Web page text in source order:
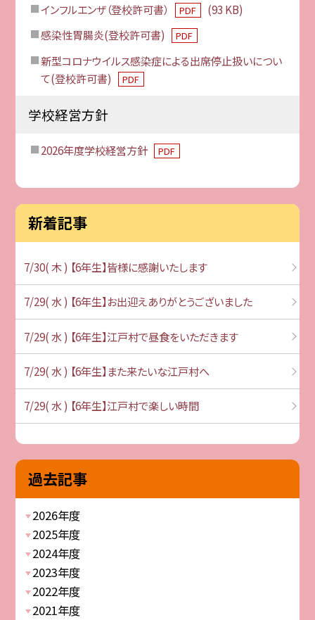
インフルエンザ（登校許可書） PDF
(93 KB)
感染性胃腸炎(登校許可書)
PDF
新型コロナウイルス感染症による出席停止扱いについ
て(登校許可書)
PDF
学校経営方針
2026年度学校経営方針 PDF
新着記事
7/30( 木 ) 【6年生】皆様に感謝いたします
7/29( 水 ) 【6年生】お出迎えありがとうございました
7/29( 水 ) 【6年生】江戸村で昼食をいただきます
7/29( 水 ) 【6年生】また来たいな江戸村へ
7/29( 水 ) 【6年生】江戸村で楽しい時間
過去記事
2026年度
2025年度
2024年度
2023年度
2022年度
2021年度